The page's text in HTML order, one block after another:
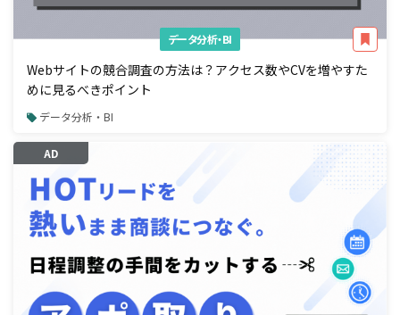
データ分析・BI
Webサイトの競合調査の方法は？アクセス数やCVを増やすた
めに見るべきポイント
データ分析・BI
AD